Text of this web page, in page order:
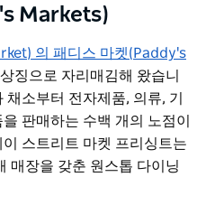
Markets)
의 패디스 마켓(Paddy's
징으로 자리매김해 왔습니
소부터 전자제품, 의류, 기
판매하는 수백 개의 노점이
이 스트리트 마켓 프리싱트는
매장을 갖춘 원스톱 다이닝